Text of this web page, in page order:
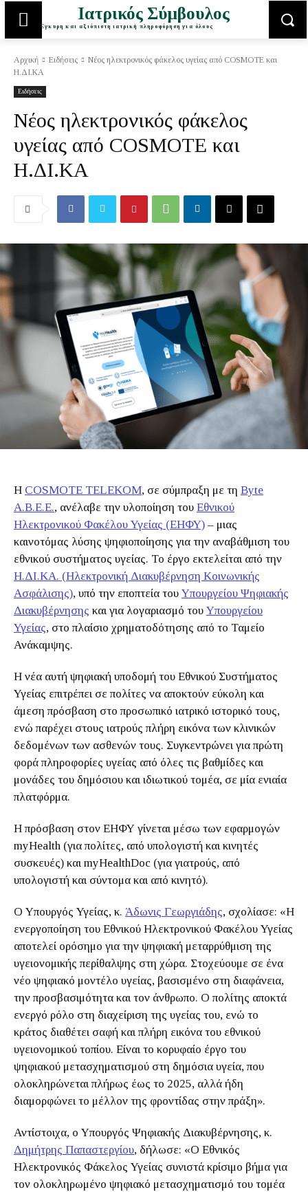
Ιατρικός Σύμβουλος
Έγκυρη και αξιόπιστη ιατρική πληροφόρηση για όλους
Αρχική Ειδήσεις
Νέος ηλεκτρονικός φάκελος υγείας από COSMOTE και
Η.ΔΙ.ΚΑ
Ειδήσεις
Νέος ηλεκτρονικός φάκελος
υγείας από COSMOTE και
Η.ΔΙ.ΚΑ
Η COSMOTE TELEKOM, σε σύμπραξη με τη Byte
Α.Β.Ε.Ε., ανέλαβε την υλοποίηση του Εθνικού
Ηλεκτρονικού Φακέλου Υγείας (ΕΗΦΥ) – μιας
καινοτόμας λύσης ψηφιοποίησης για την αναβάθμιση του
εθνικού συστήματος υγείας. Το έργο εκτελείται από την
Η.ΔΙ.ΚΑ. (Ηλεκτρονική Διακυβέρνηση Κοινωνικής
Ασφάλισης), υπό την εποπτεία του Υπουργείου Ψηφιακής
Διακυβέρνησης και για λογαριασμό του Υπουργείου
Υγείας, στο πλαίσιο χρηματοδότησης από το Ταμείο
Ανάκαμψης.
Η νέα αυτή ψηφιακή υποδομή του Εθνικού Συστήματος
Υγείας επιτρέπει σε πολίτες να αποκτούν εύκολη και
άμεση πρόσβαση στο προσωπικό ιατρικό ιστορικό τους,
ενώ παρέχει στους ιατρούς πλήρη εικόνα των κλινικών
δεδομένων των ασθενών τους. Συγκεντρώνει για πρώτη
φορά πληροφορίες υγείας από όλες τις βαθμίδες και
μονάδες του δημόσιου και ιδιωτικού τομέα, σε μία ενιαία
πλατφόρμα.
Η πρόσβαση στον ΕΗΦΥ γίνεται μέσω των εφαρμογών
myHealth (για πολίτες, από υπολογιστή και κινητές
συσκευές) και myHealthDoc (για γιατρούς, από
υπολογιστή και σύντομα και από κινητό).
Ο Υπουργός Υγείας, κ. Άδωνις Γεωργιάδης, σχολίασε: «Η
ενεργοποίηση του Εθνικού Ηλεκτρονικού Φακέλου Υγείας
αποτελεί ορόσημο για την ψηφιακή μεταρρύθμιση της
υγειονομικής περίθαλψης στη χώρα. Στοχεύουμε σε ένα
νέο ψηφιακό μοντέλο υγείας, βασισμένο στη διαφάνεια,
την προσβασιμότητα και τον άνθρωπο. Ο πολίτης αποκτά
ενεργό ρόλο στη διαχείριση της υγείας του, ενώ το
κράτος διαθέτει σαφή και πλήρη εικόνα του εθνικού
υγειονομικού τοπίου. Είναι το κορυφαίο έργο του
ψηφιακού μετασχηματισμού στη δημόσια υγεία, που
ολοκληρώνεται πλήρως έως το 2025, αλλά ήδη
διαμορφώνει το μέλλον της φροντίδας στην πράξη».
Αντίστοιχα, ο Υπουργός Ψηφιακής Διακυβέρνησης, κ.
Δημήτρης Παπαστεργίου, δήλωσε: «Ο Εθνικός
Ηλεκτρονικός Φάκελος Υγείας συνιστά κρίσιμο βήμα για
τον ολοκληρωμένο ψηφιακό μετασχηματισμό του τομέα